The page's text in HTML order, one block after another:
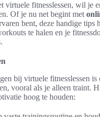
virtuele fitnesslessen, wil je
Of je nu net begint met
bent, deze handige tips
te halen en je
bij virtuele fitnesslessen is
vooral als je alleen traint.
hoog te houden: